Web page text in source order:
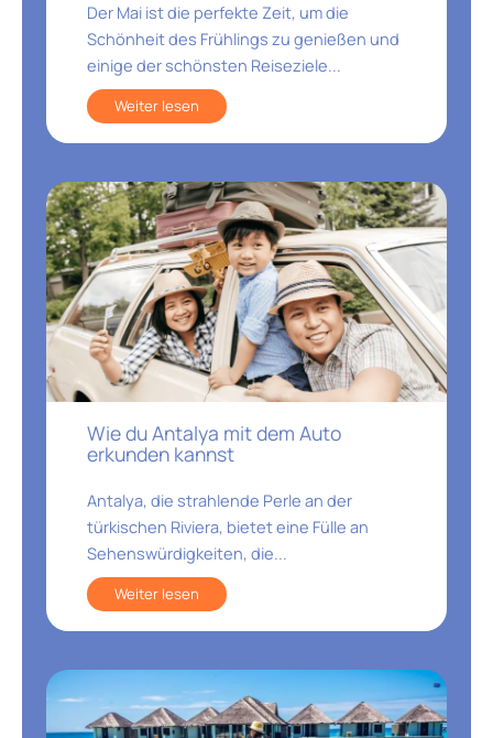
Der Mai ist die perfekte Zeit, um die
Schönheit des Frühlings zu genießen und
einige der schönsten Reiseziele...
Weiter lesen
Wie du Antalya mit dem Auto
erkunden kannst
Antalya, die strahlende Perle an der
türkischen Riviera, bietet eine Fülle an
Sehenswürdigkeiten, die...
Weiter lesen